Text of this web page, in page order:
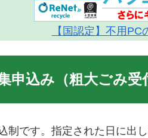
【国認定】不用
申込み（粗大ごみ受
です。指定された日に出し